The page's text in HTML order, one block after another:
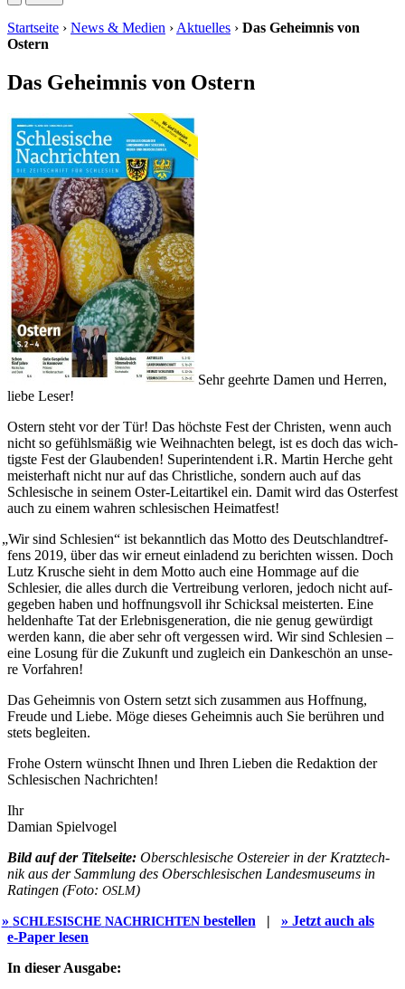
Startseite › News & Medien › Aktuelles › Das Geheimnis von
Ostern
Das Geheimnis von Ostern
Sehr geehr­te Damen und Herren,
lie­be Leser!
Ostern steht vor der Tür! Das höchs­te Fest der Chris­ten, wenn auch
nicht so gefühls­mä­ßig wie Weih­nach­ten belegt, ist es doch das wich­
tigs­te Fest der Glau­ben­den! Super­in­ten­dent i.R. Mar­tin Her­che geht
meis­ter­haft nicht nur auf das Christ­li­che, son­dern auch auf das
Schle­si­sche in sei­nem Oster-Leit­ar­ti­kel ein. Damit wird das Oster­fest
auch zu einem wah­ren schle­si­schen Heimatfest!
„Wir sind Schle­si­en“ ist bekannt­lich das Mot­to des Deutsch­land­tref­
fens 2019, über das wir erneut ein­la­dend zu berich­ten wis­sen. Doch
Lutz Kru­sche sieht in dem Mot­to auch eine Hom­mage auf die
Schle­si­er, die alles durch die Ver­trei­bung ver­lo­ren, jedoch nicht auf­
ge­ge­ben haben und hoff­nungs­voll ihr Schick­sal meis­ter­ten. Eine
hel­den­haf­te Tat der Erleb­nis­ge­ne­ra­ti­on, die nie genug gewür­digt
wer­den kann, die aber sehr oft ver­ges­sen wird. Wir sind Schle­si­en –
eine Losung für die Zukunft und zugleich ein Dan­ke­schön an unse­
re Vorfahren!
Das Geheim­nis von Ostern setzt sich zusam­men aus Hoff­nung,
Freu­de und Lie­be. Möge die­ses Geheim­nis auch Sie berüh­ren und
stets begleiten.
Fro­he Ostern wünscht Ihnen und Ihren Lie­ben die Redak­ti­on der
Schle­si­schen Nachrichten!
Ihr
Dami­an Spielvogel
Bild auf der Titel­seite: Ober­schle­si­sche Oster­ei­er in der Kratz­tech­
nik aus der Samm­lung des Ober­schle­si­schen Lan­des­mu­se­ums in
Ratin­gen (Foto: OSLM)
» SCHLESISCHE NACHRICHTENbestel­len | » Jetzt auch als
e‑Paper lesen
In die­ser Ausgabe: